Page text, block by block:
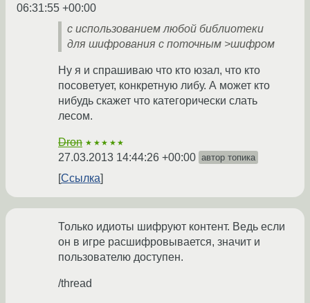
06:31:55 +00:00
с использованием любой библиотеки
для шифрования с поточным >шифром
Ну я и спрашиваю что кто юзал, что кто
посоветует, конкретную либу. А может кто
нибудь скажет что категорически слать
лесом.
Dron ★★★★★
27.03.2013 14:44:26 +00:00 автор топика
Ссылка
Только идиоты шифруют контент. Ведь если
он в игре расшифровывается, значит и
пользователю доступен.
/thread